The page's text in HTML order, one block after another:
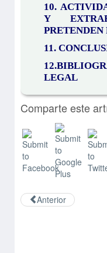
10.
Y
11.
LEGAL
Comparte este
Anterior